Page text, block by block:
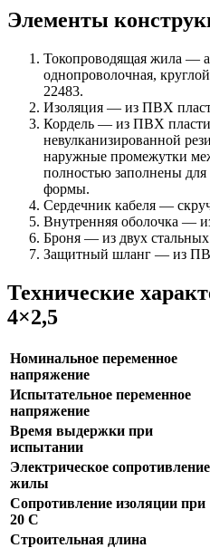
Элементы
Токопроводящая жила —
однопроволочная,
22483.
Изоляция — из ПВХ
Кордель — из ПВХ
невулканизированной
наружные промежутки
полностью заполнены
формы.
Сердечник кабеля —
Внутренняя оболочка —
Броня — из двух
Защитный шланг — из
Технические
4×2,5
Номинальное переменное
напряжение
Испытательное переменное
напряжение
Время выдержки при
испытании
Электрическое сопротивление
жилы
Сопротивление изоляции при
20 С
Строительная длина